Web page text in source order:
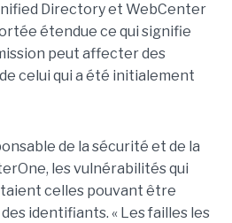
Directory et WebCenter
étendue ce qui signifie
peut affecter des
celui qui a été initialement
de la sécurité et de la
les vulnérabilités qui
celles pouvant être
identifiants. « Les failles les